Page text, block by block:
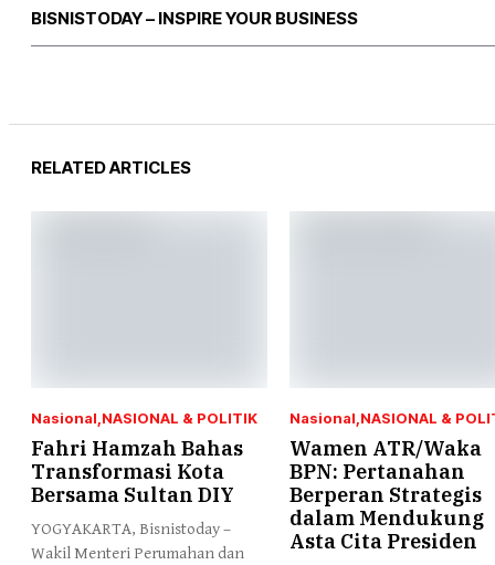
BISNISTODAY – INSPIRE YOUR BUSINESS
RELATED ARTICLES
Nasional NASIONAL & POLITIK
Fahri Hamzah Bahas
Transformasi Kota
Bersama Sultan DIY
YOGYAKARTA, Bisnistoday –
Wakil Menteri Perumahan dan
Nasional NASIONAL &
Wamen ATR/Waka
BPN: Pertanahan
Berperan Strategis
dalam Mendukung
Asta Cita Presiden